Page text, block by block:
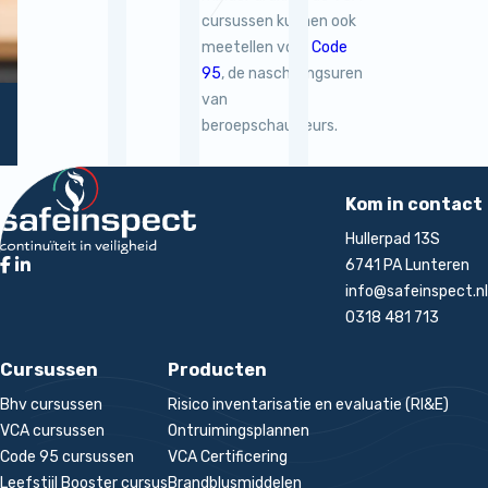
cursussen kunnen ook
meetellen voorCode
95, de nascholingsuren
van
beroepschauffeurs.
Terug naar de startpagina
Kom in contact
Hullerpad 13S
6741 PA Lunteren
info@safeinspect.nl
0318 481 713
Cursussen
Bhv cursussen
VCA cursussen
Code 95 cursussen
Leefstijl Booster cursus
Producten
Risico inventarisatie en evaluatie (RI&E)
Ontruimingsplannen
VCA Certificering
Brandblusmiddelen